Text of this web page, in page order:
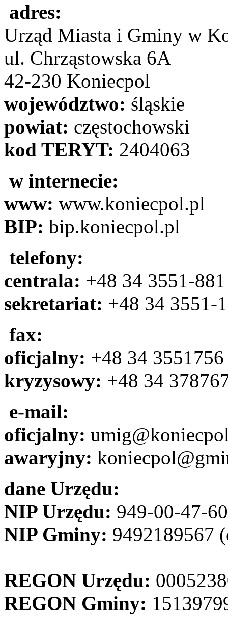
adres:
Urząd Miasta i Gminy w
ul. Chrząstowska 6A
42-230 Koniecpol
województwo: śląskie
powiat: częstochowski
kod TERYT: 2404063
w internecie:
www: www.koniecpol.pl
BIP: bip.koniecpol.pl
telefony:
centrala: +48 34 3551-
sekretariat: +48 34 3551-
fax:
oficjalny: +48 34 3551756
kryzysowy: +48 34
e-mail:
oficjalny:
awaryjny:
dane Urzędu:
NIP Urzędu: 949-00-47-
NIP Gminy: 9492189567
REGON Urzędu:
REGON Gminy: